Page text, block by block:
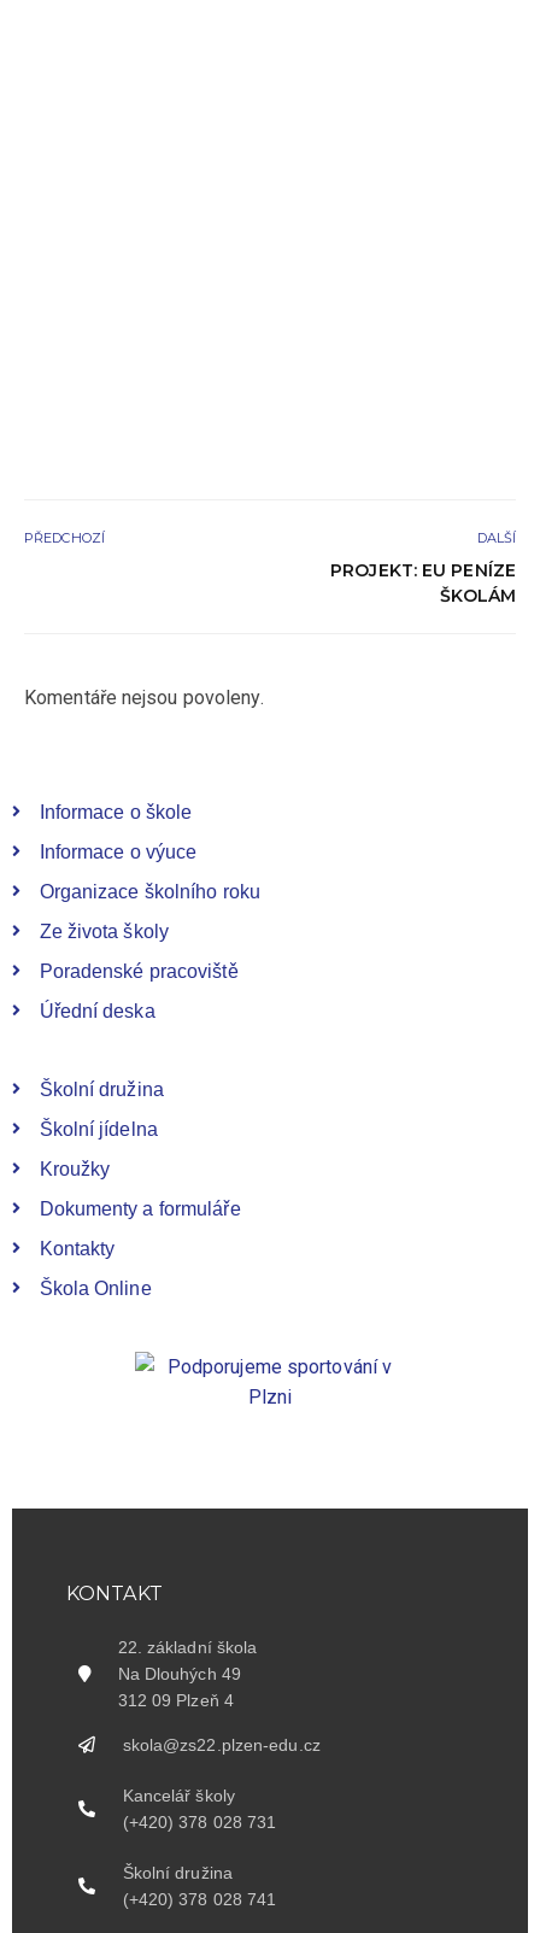
PŘEDCHOZÍ DALŠÍ
PROJEKT: EU PENÍZE
ŠKOLÁM
Komentáře nejsou povoleny.
Informace o škole
Informace o výuce
Organizace školního roku
Ze života školy
Poradenské pracoviště
Úřední deska
Školní družina
Školní jídelna
Kroužky
Dokumenty a formuláře
Kontakty
Škola Online
KONTAKT
22. základní škola
Na Dlouhých 49
312 09 Plzeň 4
skola@zs22.plzen-edu.cz
Kancelář školy
(+420) 378 028 731
Školní družina
(+420) 378 028 741